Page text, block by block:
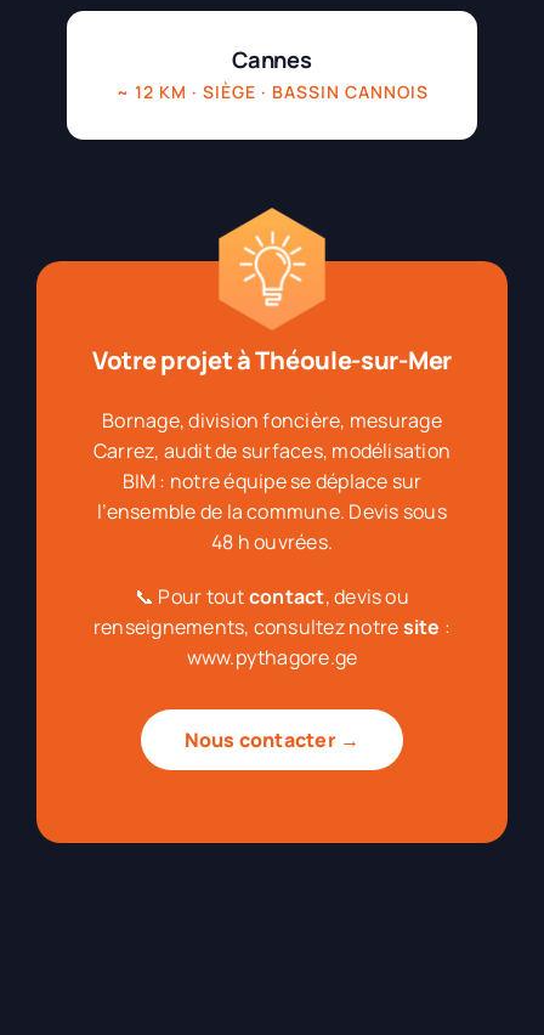
Cannes
~ 12 KM · SIÈGE · BASSIN CANNOIS
Votre projet à Théoule-sur-Mer
Bornage, division foncière, mesurage
Carrez, audit de surfaces, modélisation
BIM : notre équipe se déplace sur
l’ensemble de la commune. Devis sous
48 h ouvrées.
📞 Pour toutcontact, devis ou
renseignements, consultez notresite :
www.pythagore.ge
Nous contacter →